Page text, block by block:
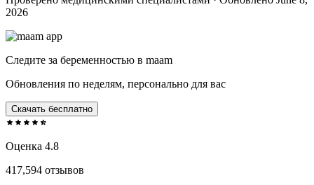
2026
Следите за беременностью в maam
Обновления по неделям, персонально для вас
Скачать бесплатно
Оценка 4.8
417,594 отзывов